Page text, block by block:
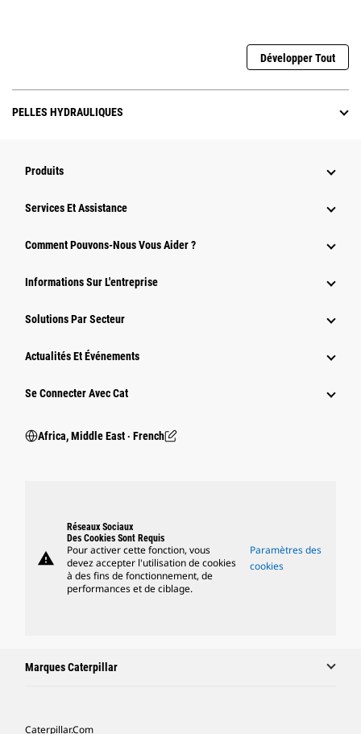
Développer Tout
PELLES HYDRAULIQUES
Produits
Services Et Assistance
Comment Pouvons-Nous Vous Aider ?
Informations Sur L'entreprise
Solutions Par Secteur
Actualités Et Événements
Se Connecter Avec Cat
Africa, Middle East ‧ French
warning
Réseaux Sociaux
Des Cookies Sont Requis
Pour activer cette fonction, vous
devez accepter l'utilisation de cookies
à des fins de fonctionnement, de
performances et de ciblage.
Paramètres des
cookies
Marques Caterpillar
Caterpillar.com